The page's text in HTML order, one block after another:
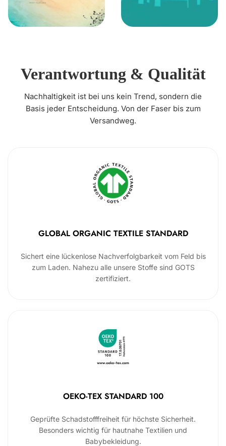
Verantwortung & Qualität
Nachhaltigkeit ist bei uns kein Trend, sondern die
Basis jeder Entscheidung. Von der Faser bis zum
Versandweg.
GLOBAL ORGANIC TEXTILE STANDARD
Sichert eine lückenlose Nachverfolgbarkeit vom Feld bis
zum Laden. Nahezu alle unsere Stoffe sind GOTS
zertifiziert.
OEKO-TEX STANDARD 100
Geprüfte Schadstofffreiheit für höchste Sicherheit.
Besonders wichtig für hautnahe Textilien und
Babybekleidung.